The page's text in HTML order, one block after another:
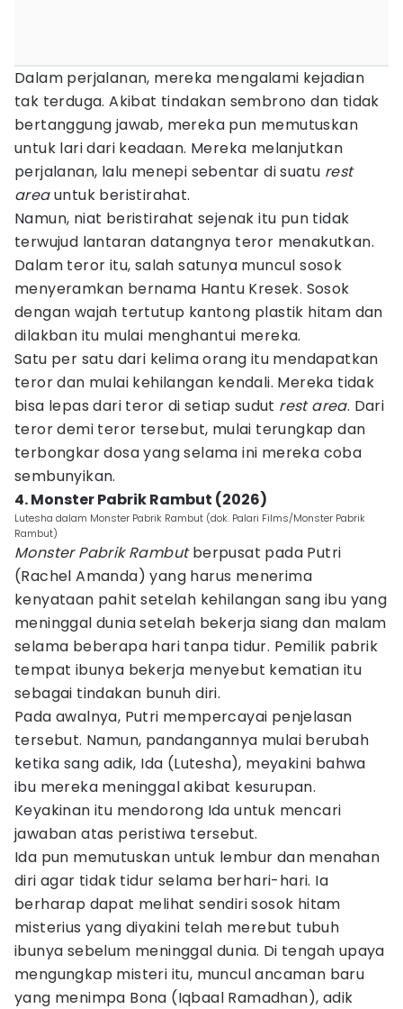
Dalam perjalanan, mereka mengalami kejadian
tak terduga. Akibat tindakan sembrono dan tidak
bertanggung jawab, mereka pun memutuskan
untuk lari dari keadaan. Mereka melanjutkan
perjalanan, lalu menepi sebentar di suatu rest
areauntuk beristirahat.
Namun, niat beristirahat sejenak itu pun tidak
terwujud lantaran datangnya teror menakutkan.
Dalam teror itu, salah satunya muncul sosok
menyeramkan bernama Hantu Kresek. Sosok
dengan wajah tertutup kantong plastik hitam dan
dilakban itu mulai menghantui mereka.
Satu per satu dari kelima orang itu mendapatkan
teror dan mulai kehilangan kendali. Mereka tidak
bisa lepas dari teror di setiap sudut rest area. Dari
teror demi teror tersebut, mulai terungkap dan
terbongkar dosa yang selama ini mereka coba
sembunyikan.
4. Monster Pabrik Rambut (2026)
Lutesha dalam Monster Pabrik Rambut (dok. Palari Films/Monster Pabrik
Rambut)
Monster Pabrik Rambutberpusat pada Putri
(Rachel Amanda) yang harus menerima
kenyataan pahit setelah kehilangan sang ibu yang
meninggal dunia setelah bekerja siang dan malam
selama beberapa hari tanpa tidur. Pemilik pabrik
tempat ibunya bekerja menyebut kematian itu
sebagai tindakan bunuh diri.
Pada awalnya, Putri mempercayai penjelasan
tersebut. Namun, pandangannya mulai berubah
ketika sang adik, Ida (Lutesha), meyakini bahwa
ibu mereka meninggal akibat kesurupan.
Keyakinan itu mendorong Ida untuk mencari
jawaban atas peristiwa tersebut.
Ida pun memutuskan untuk lembur dan menahan
diri agar tidak tidur selama berhari-hari. Ia
berharap dapat melihat sendiri sosok hitam
misterius yang diyakini telah merebut tubuh
ibunya sebelum meninggal dunia. Di tengah upaya
mengungkap misteri itu, muncul ancaman baru
yang menimpa Bona (Iqbaal Ramadhan), adik